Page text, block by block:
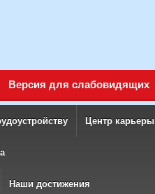
Версия для слабовидящих
Центр карьеры
Наши достижения